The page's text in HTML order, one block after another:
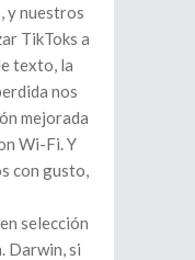
y nuestros
TikToks a
texto, la
nos
mejorada
Wi-Fi. Y
con gusto,
selección
Darwin, si